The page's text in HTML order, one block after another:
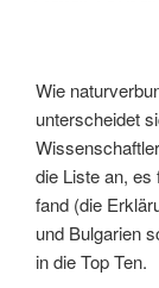
Wie
unterscheidet
die Liste an,
fand (die
und Bulgarien
in die Top Ten.